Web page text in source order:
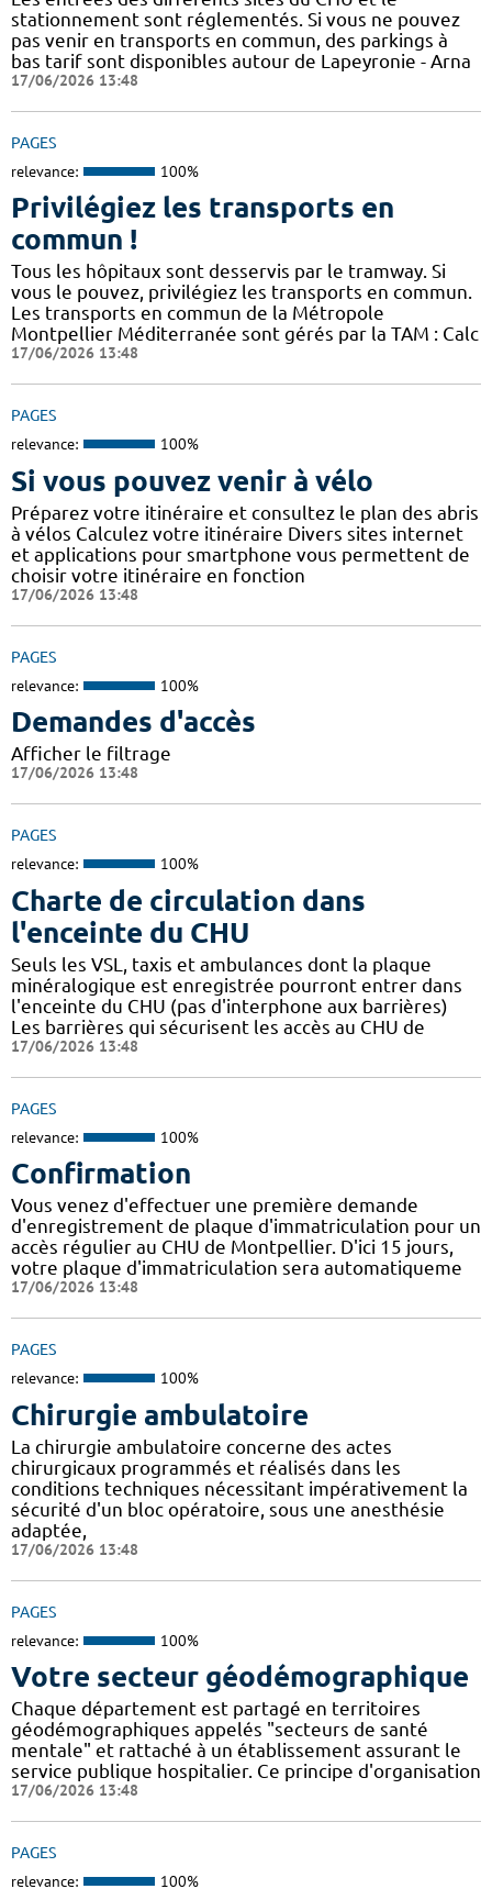
stationnement sont réglementés. Si vous ne pouvez
pas venir en transports en commun, des parkings à
bas tarif sont disponibles autour de Lapeyronie - Arna
17/06/2026 13:48
PAGES
relevance: 100%
Privilégiez les transports en
commun !
Tous les hôpitaux sont desservis par le tramway. Si
vous le pouvez, privilégiez les transports en commun.
Les transports en commun de la Métropole
Montpellier Méditerranée sont gérés par la TAM : Calc
17/06/2026 13:48
PAGES
relevance: 100%
Si vous pouvez venir à vélo
Préparez votre itinéraire et consultez le plan des abris
à vélos Calculez votre itinéraire Divers sites internet
et applications pour smartphone vous permettent de
choisir votre itinéraire en fonction
17/06/2026 13:48
PAGES
relevance: 100%
Demandes d'accès
Afficher le filtrage
17/06/2026 13:48
PAGES
relevance: 100%
Charte de circulation dans
l'enceinte du CHU
Seuls les VSL, taxis et ambulances dont la plaque
minéralogique est enregistrée pourront entrer dans
l'enceinte du CHU (pas d'interphone aux barrières)
Les barrières qui sécurisent les accès au CHU de
17/06/2026 13:48
PAGES
relevance: 100%
Confirmation
Vous venez d'effectuer une première demande
d'enregistrement de plaque d'immatriculation pour un
accès régulier au CHU de Montpellier. D'ici 15 jours,
votre plaque d'immatriculation sera automatiqueme
17/06/2026 13:48
PAGES
relevance: 100%
Chirurgie ambulatoire
La chirurgie ambulatoire concerne des actes
chirurgicaux programmés et réalisés dans les
conditions techniques nécessitant impérativement la
sécurité d'un bloc opératoire, sous une anesthésie
adaptée,
17/06/2026 13:48
PAGES
relevance: 100%
Votre secteur géodémographique
Chaque département est partagé en territoires
géodémographiques appelés "secteurs de santé
mentale" et rattaché à un établissement assurant le
service publique hospitalier. Ce principe d'organisation
17/06/2026 13:48
PAGES
relevance: 100%